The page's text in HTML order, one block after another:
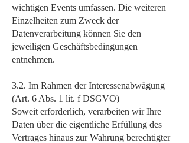
wichtigen Events umfassen. Die weiteren
Einzelheiten zum Zweck der
Datenverarbeitung können Sie den
jeweiligen Geschäftsbedingungen
entnehmen.
3.2. Im Rahmen der Interessenabwägung
(Art. 6 Abs. 1 lit. f DSGVO)
Soweit erforderlich, verarbeiten wir Ihre
Daten über die eigentliche Erfüllung des
Vertrages hinaus zur Wahrung berechtigter